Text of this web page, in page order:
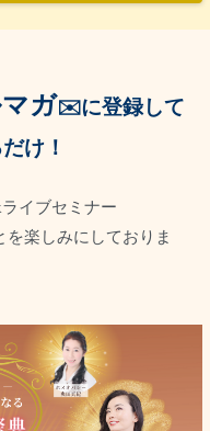
ガ✉️に登録して
け！
イブセミナー
楽しみにしておりま